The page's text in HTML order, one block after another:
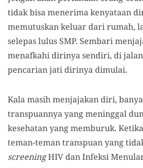
tidak bisa menerima kenyataan
memutuskan keluar dari rumah,
selepas lulus SMP. Sembari
menafkahi dirinya sendiri, di
pencarian jati dirinya dimulai.
Kala masih menjajakan diri,
transpuannya yang meninggal
kesehatan yang memburuk.
teman-teman transpuan yang
screeningHIV dan Infeksi